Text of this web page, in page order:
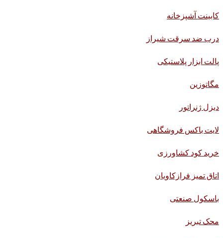
کابینت آشپزخانه
درب ضد سرقت شیراز
پالت ابزار پلاستیکی
مگاتوزین
دیزل ژنراتور
لایت باکس فروشگاهی
خرید کود کشاورزی
اتاق تمیز فرازکاویان
باسکول صنعتی
محک تبریز